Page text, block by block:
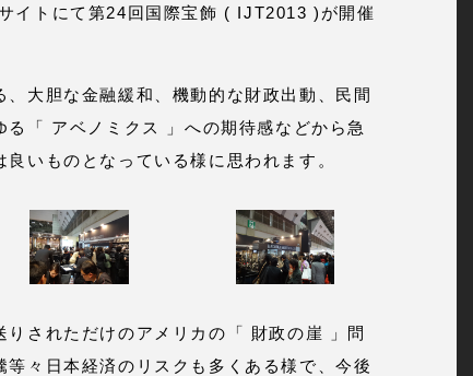
イトにて第24回国際宝飾 ( IJT2013 )が開催
大胆な金融緩和、機動的な財政出動、民間
「 アベノミクス 」への期待感などから急
いものとなっている様に思われます。
されただけのアメリカの「 財政の崖 」問
々日本経済のリスクも多くある様で、今後